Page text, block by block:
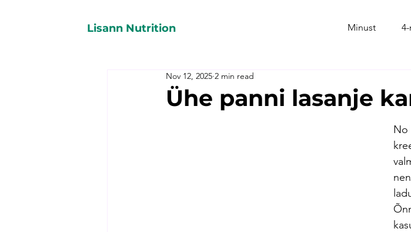
Lisann Nutrition Minust
Ühe panni lasanje
Nov 12, 2025 2 min read
No